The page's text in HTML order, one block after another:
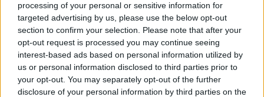
processing of your personal or sensitive information for
targeted advertising by us, please use the below opt-out
section to confirm your selection. Please note that after your
opt-out request is processed you may continue seeing
interest-based ads based on personal information utilized by
us or personal information disclosed to third parties prior to
your opt-out. You may separately opt-out of the further
disclosure of your personal information by third parties on the
αγάπη για τη μουσική. Άλλωστε είναι
αυτοδημιούργητος μουσικός, ο οποίος
μεγάλωσε στις Σέρρες.
Έχει σπούδασε σε μουσικό σχολείο της πόλης
του κι εκτός από σπουδές στο τραγούδι ο Akylas